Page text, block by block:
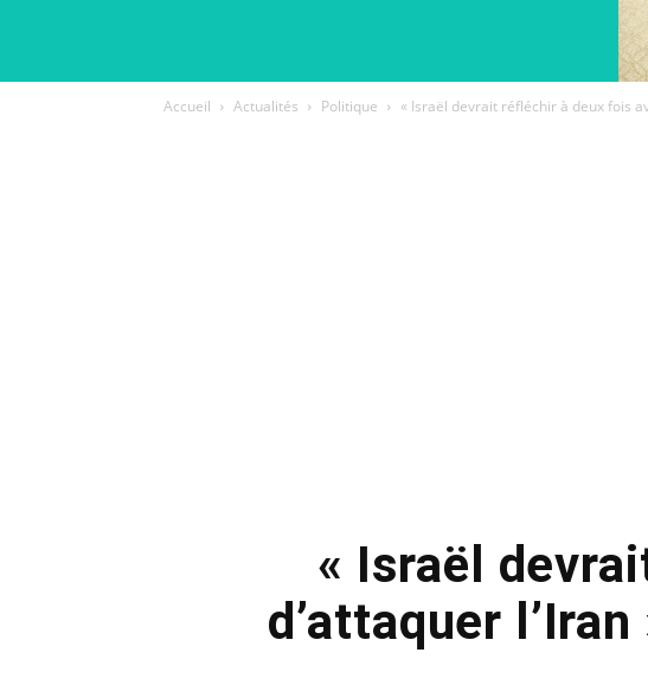
Accueil Actualités Politique « Israël devrait réfléchir à deux fois
« Israël
d’attaquer